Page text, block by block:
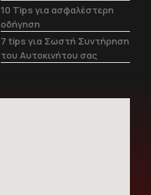
10 Tips για ασφαλέστερη
οδήγηση
7 tips για Σωστή Συντήρηση
του Αυτοκινήτου σας